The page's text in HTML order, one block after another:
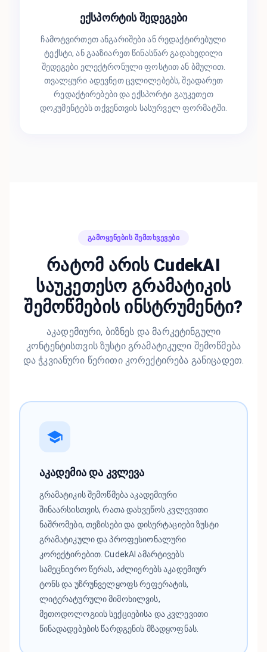
ექსპორტის შედეგები
ჩამოტვირთეთ ანგარიშები ან რედაქტირებული
ტექსტი, ან გააზიარეთ წინასწარ გადახედილი
შედეგები ელექტრონული ფოსტით ან ბმულით.
თვალყური ადევნეთ ცვლილებებს, შეადარეთ
რედაქტირებები და ექსპორტი გაუკეთეთ
დოკუმენტებს თქვენთვის სასურველ ფორმატში.
ᲒᲐᲛᲝᲧᲔᲜᲔᲑᲘᲡ ᲨᲔᲛᲗᲮᲕᲔᲕᲔᲑᲘ
რატომ არის CudekAI
საუკეთესო გრამატიკის
შემოწმების ინსტრუმენტი?
აკადემიური, ბიზნეს და მარკეტინგული
კონტენტისთვის ზუსტი გრამატიკული შემოწმება
და ჭკვიანური წერითი კორექტირება განიცადეთ.
აკადემია და კვლევა
გრამატიკის შემოწმება აკადემიური
შინაარსისთვის, რათა დახვეწოს კვლევითი
ნაშრომები, თეზისები და დისერტაციები ზუსტი
გრამატიკული და პროფესიონალური
კორექტირებით. CudekAI ამარტივებს
სამეცნიერო წერას, აძლიერებს აკადემიურ
ტონს და უზრუნველყოფს რეფერატის,
ლიტერატურული მიმოხილვის,
მეთოდოლოგიის სექციებისა და კვლევითი
წინადადებების წარდგენის მზადყოფნას.